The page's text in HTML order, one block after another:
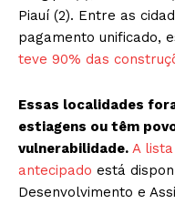
Piauí (2). Entre as
pagamento unificado,
teve 90% das
Essas localidades
estiagens ou têm
vulnerabilidade. A
antecipado está
Desenvolvimento e